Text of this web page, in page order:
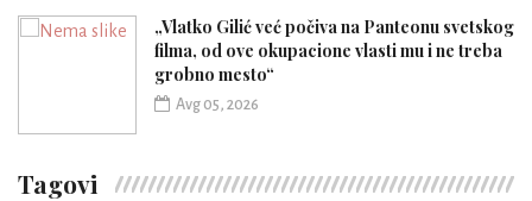
„Vlatko Gilić već počiva na Panteonu svetskog
filma, od ove okupacione vlasti mu i ne treba
grobno mesto“
Avg 05, 2026
Tagovi